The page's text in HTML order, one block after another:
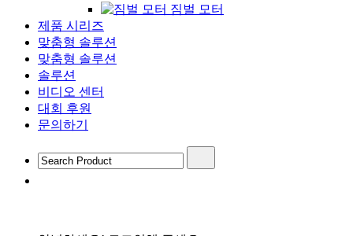
짐벌 모터
제품 시리즈
맞춤형 솔루션
맞춤형 솔루션
솔루션
비디오 센터
대회 후원
문의하기